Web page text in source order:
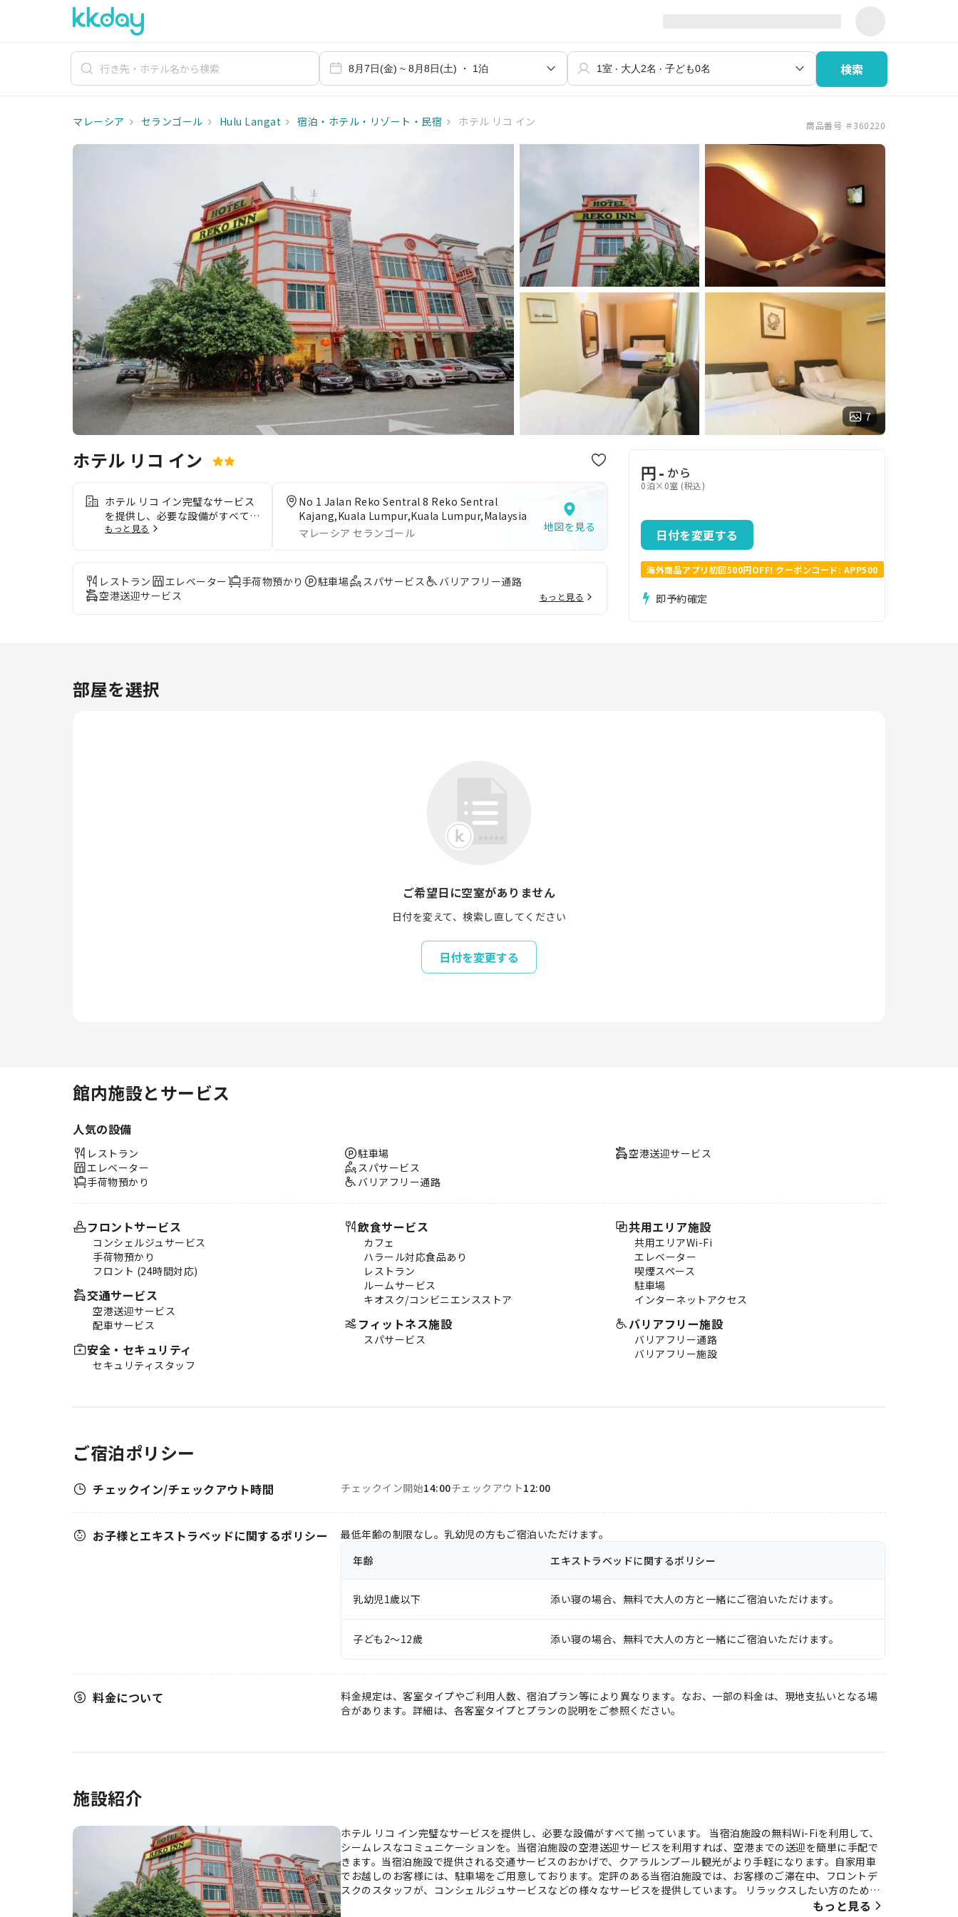
検索
マレーシア セランゴール Hulu Langat 宿泊・ホテル・リゾート・民宿 ホテル リコ イン 商品番号 ＃360220
7
ホテル リコ イン
ホテル リコ イン完璧なサービス
を提供し、必要な設備がすべて揃
っています。 当宿泊施設の無料
コミュニケーションを。当宿泊施
設の空港送迎サービスを利用すれ
ば、空港までの送迎を簡単に手配
できます。当宿泊施設で提供され
る交通サービスのおかげで、クア
は、お客様のご滞在中、フロント
デスクのスタッフが、コンシェル
のバスルームアメニティが用意さ
れており、快適な滞在をお約束し
ェで美味しいコーヒーを味わい、
う。施設内のレストランでは、お
いしくて利用しやすい食事を選ぶ
ことができるので、旅が空腹から
解放されます！ホテル リコ イン
用意することで、多様なお食事の
ニーズにお応えしています。 ホ
テル リコ インには、お客様が楽
しめるレクリエーション設備があ
所にあるスパ施設で、毎日の疲れ
を癒しましょう。
もっと見る
No 1 Jalan Reko Sentral 8 Reko Sentral
Kajang,Kuala Lumpur,Kuala Lumpur,Malaysia
マレーシア セランゴール
地図を見る
レストラン エレベーター 手荷物預かり 駐車場 スパサービス
バリアフリー通路
空港送迎サービス
もっと見る
円- から
0泊×0室 (税込)
日付を変更する
海外商品アプリ初回500円OFF! クーポンコード: APP500
即予約確定
部屋を選択
ご希望日に空室がありません
日付を変えて、検索し直してください
日付を変更する
館内施設とサービス
人気の設備
レストラン
エレベーター
手荷物預かり
駐車場
スパサービス
バリアフリー通路
空港送迎サービス
フロントサービス
コンシェルジュサービス
手荷物預かり
フロント (24時間対応)
交通サービス
空港送迎サービス
配車サービス
安全・セキュリティ
セキュリティスタッフ
飲食サービス
カフェ
ハラール対応食品あり
レストラン
ルームサービス
キオスク/コンビニエンスストア
フィットネス施設
スパサービス
共用エリア施設
共用エリアWi-Fi
エレベーター
喫煙スペース
駐車場
インターネットアクセス
バリアフリー施設
バリアフリー通路
バリアフリー施設
ご宿泊ポリシー
チェックイン/チェックアウト時間 チェックイン開始14:00チェックアウト12:00
お子様とエキストラベッドに関するポリシー
最低年齢の制限なし。乳幼児の方もご宿泊いただけます。
年齢
エキストラベッドに関するポリシー
乳幼児1歲以下 添い寝の場合、無料で大人の方と一緒にご宿泊いただけます。
子ども2～12歲 添い寝の場合、無料で大人の方と一緒にご宿泊いただけます。
料金について
料金規定は、客室タイプやご利用人数、宿泊プラン等により異なります。なお、一部の料金は、現地支払いとなる場
合があります。詳細は、各客室タイプとプランの説明をご参照ください。
施設紹介
ホテル リコ イン完璧なサービスを提供し、必要な設備がすべて揃っています。 当宿泊施設の無料Wi-Fiを利用して、
シームレスなコミュニケーションを。当宿泊施設の空港送迎サービスを利用すれば、空港までの送迎を簡単に手配で
きます。当宿泊施設で提供される交通サービスのおかげで、クアラルンプール観光がより手軽になります。自家用車
でお越しのお客様には、駐車場をご用意しております。定評のある当宿泊施設では、お客様のご滞在中、フロントデ
スクのスタッフが、コンシェルジュサービスなどの様々なサービスを提供しています。 リラックスしたい方のため
に、ルームサービスなどの便利な設備・サービスをご用意しております。ホテル リコ インでくつろぎのひとときを。
もっと見る